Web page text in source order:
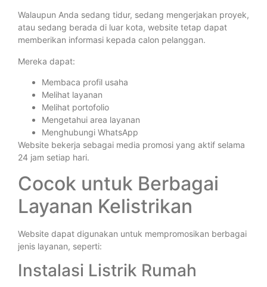
Walaupun Anda sedang tidur, sedang mengerjakan proyek,
atau sedang berada di luar kota, website tetap dapat
memberikan informasi kepada calon pelanggan.
Mereka dapat:
Membaca profil usaha
Melihat layanan
Melihat portofolio
Mengetahui area layanan
Menghubungi WhatsApp
Website bekerja sebagai media promosi yang aktif selama
24 jam setiap hari.
Cocok untuk Berbagai
Layanan Kelistrikan
Website dapat digunakan untuk mempromosikan berbagai
jenis layanan, seperti:
Instalasi Listrik Rumah